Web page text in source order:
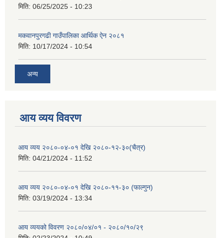
मिति: 06/25/2025 - 10:23
मकवानपुरगढी गाउँपालिका आर्थिक ‌‌‌ऐन २०८१
मिति: 10/17/2024 - 10:54
अन्य
आय व्यय विवरण
आय व्यय २०८०-०४-०१ देखि २०८०-१२-३०(चैत्र)
मिति: 04/21/2024 - 11:52
आय व्यय २०८०-०४-०१ देखि २०८०-११-३० (फाल्गुन)
मिति: 03/19/2024 - 13:34
आय व्ययको विवरण २०८०/०४/०१ - २०८०/१०/२९